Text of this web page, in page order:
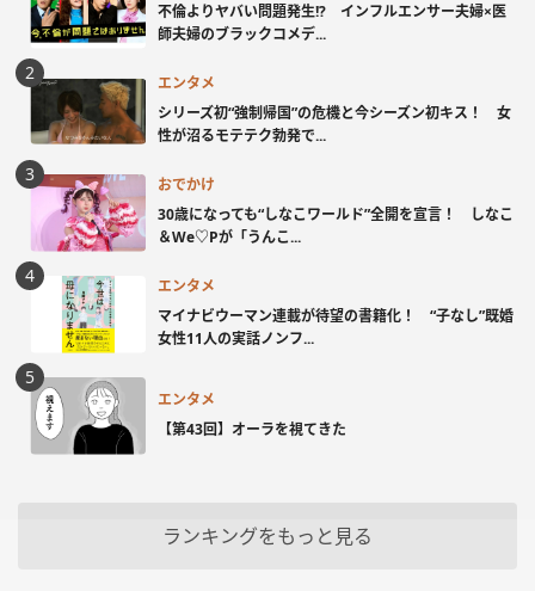
不倫よりヤバい問題発生!? インフルエンサー夫婦×医
師夫婦のブラックコメデ...
エンタメ
シリーズ初“強制帰国”の危機と今シーズン初キス！ 女
性が沼るモテテク勃発で...
おでかけ
30歳になっても“しなこワールド”全開を宣言！ しなこ
＆We♡Pが「うんこ...
エンタメ
マイナビウーマン連載が待望の書籍化！ “子なし”既婚
女性11人の実話ノンフ...
エンタメ
【第43回】オーラを視てきた
ランキングをもっと見る